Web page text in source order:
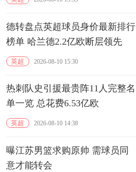
德转盘点英超球员身价最新排行
榜单 哈兰德2.2亿欧断层领先
英超 2026-08-10 15:30
热刺队史引援最贵阵11人完整名
单一览 总花费6.53亿欧
英超 2026-08-10 14:38
曝江苏男篮求购原帅 需球员同
意才能转会